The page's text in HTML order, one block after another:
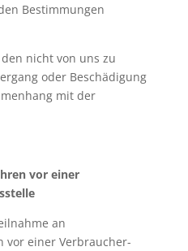
Bestimmungen
nicht von uns zu
oder Beschädigung
mit der
vor einer
an
vor einer Verbraucher-